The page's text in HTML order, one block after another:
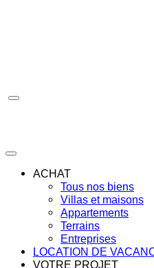
ACHAT
Tous nos biens
Villas et maisons
Appartements
Terrains
Entreprises
LOCATION DE
VOTRE PROJET